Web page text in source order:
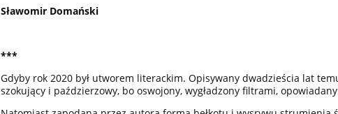
Sławomir Domański
***
Gdyby rok 2020 był utworem literackim. Opisywany dwadzieścia lat
szokujący i paździerzowy, bo oswojony, wygładzony filtrami,